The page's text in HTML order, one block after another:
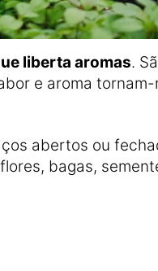
liberta aromas.
e aroma
abertos ou
bagas,